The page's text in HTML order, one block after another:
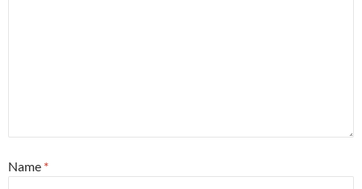
Name *